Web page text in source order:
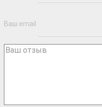
Ваш email